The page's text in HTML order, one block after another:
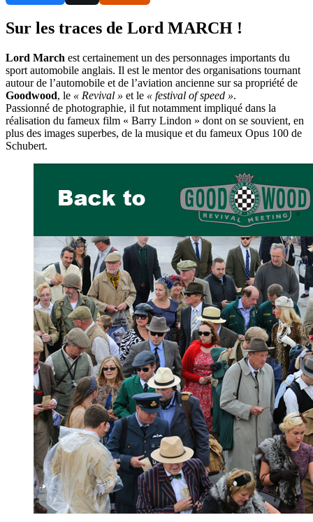
Sur les traces de Lord MARCH !
Lord March est certainement un des personnages importants du
sport automobile anglais. Il est le mentor des organisations tournant
autour de l’automobile et de l’aviation ancienne sur sa propriété de
Goodwood, le « Revival » et le « festival of speed ».
Passionné de photographie, il fut notamment impliqué dans la
réalisation du fameux film « Barry Lindon » dont on se souvient, en
plus des images superbes, de la musique et du fameux Opus 100 de
Schubert.